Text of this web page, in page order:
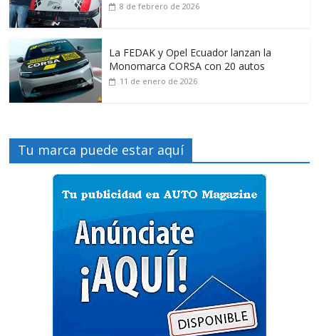
8 de febrero de 2026
La FEDAK y Opel Ecuador lanzan la
Monomarca CORSA con 20 autos
11 de enero de 2026
Tu marca puede estar aquí